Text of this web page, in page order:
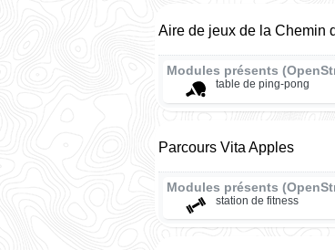
Aire de jeux de la Chemin
Modules présents
table de ping-pong
Parcours Vita Apples
Modules présents
station de fitness